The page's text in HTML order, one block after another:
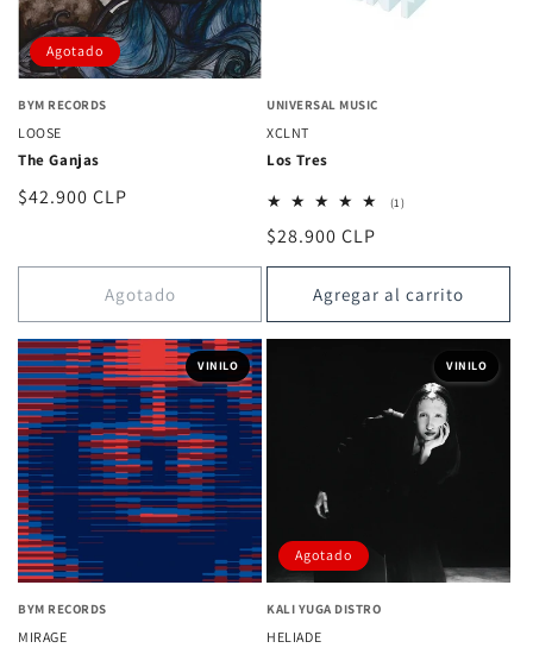
Agotado
BYM RECORDS
LOOSE
The Ganjas
Precio
$42.900 CLP
Agotado
UNIVERSAL MUSIC
XCLNT
Los Tres
(1)1
Precio
habitual
$28.900 CLP
Agregar al carrito
VINILO
BYM RECORDS
MIRAGE
VINILO
Agotado
KALI YUGA DISTRO
HELIADE